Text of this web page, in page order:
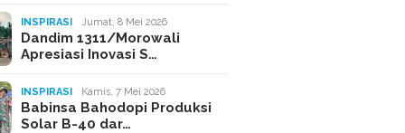
INSPIRASI Jumat, 8 Mei 2026
Dandim 1311/Morowali
Apresiasi Inovasi S…
INSPIRASI Kamis, 7 Mei 2026
Babinsa Bahodopi Produksi
Solar B-40 dar…